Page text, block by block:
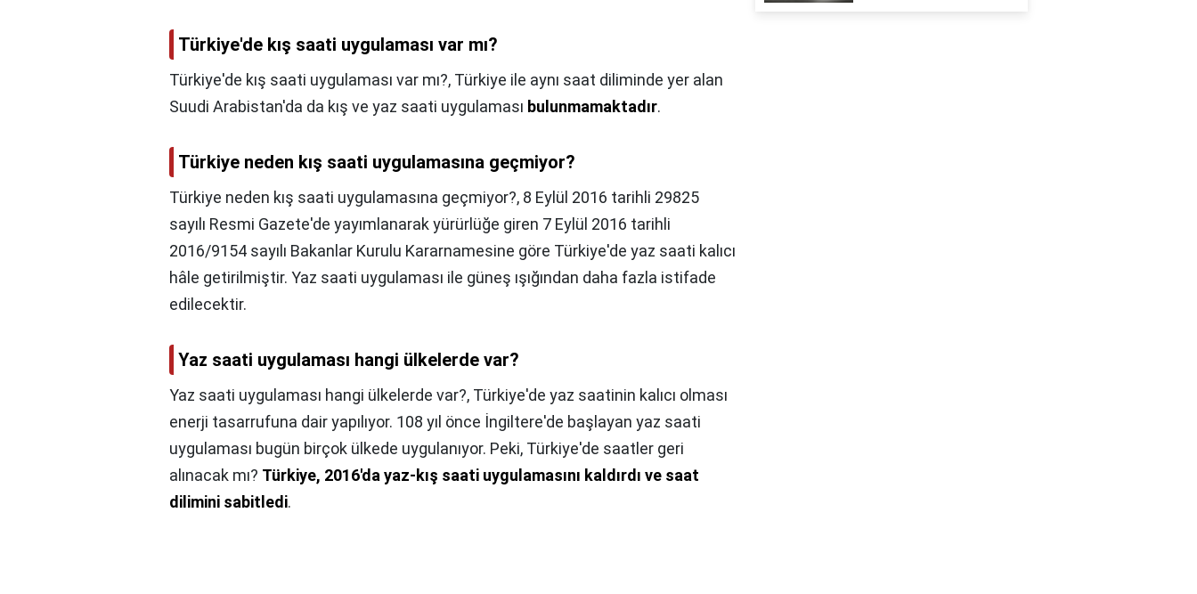
Türkiye'de kış saati uygulaması var mı?
Türkiye'de kış saati uygulaması var mı?, Türkiye ile aynı saat diliminde yer alan
Suudi Arabistan'da da kış ve yaz saati uygulaması bulunmamaktadır.
Türkiye neden kış saati uygulamasına geçmiyor?
Türkiye neden kış saati uygulamasına geçmiyor?, 8 Eylül 2016 tarihli 29825
sayılı Resmi Gazete'de yayımlanarak yürürlüğe giren 7 Eylül 2016 tarihli
2016/9154 sayılı Bakanlar Kurulu Kararnamesine göre Türkiye'de yaz saati kalıcı
hâle getirilmiştir. Yaz saati uygulaması ile güneş ışığından daha fazla istifade
edilecektir.
Yaz saati uygulaması hangi ülkelerde var?
Yaz saati uygulaması hangi ülkelerde var?, Türkiye'de yaz saatinin kalıcı olması
enerji tasarrufuna dair yapılıyor. 108 yıl önce İngiltere'de başlayan yaz saati
uygulaması bugün birçok ülkede uygulanıyor. Peki, Türkiye'de saatler geri
alınacak mı? Türkiye, 2016'da yaz-kış saati uygulamasını kaldırdı ve saat
dilimini sabitledi.